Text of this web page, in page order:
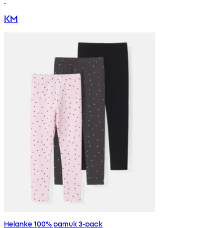
KM
Helanke 100% pamuk 3-pack